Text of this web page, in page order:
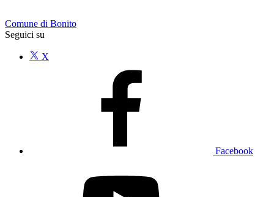
Comune di Bonito
Seguici su
X
Facebook